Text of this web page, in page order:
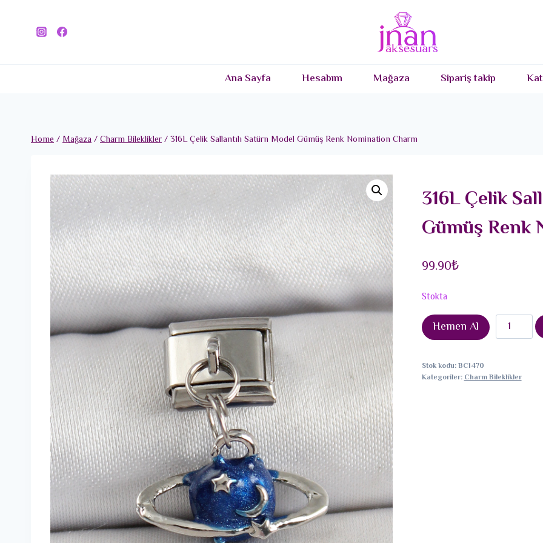
Ana Sayfa Hesabım Mağaza Sipariş takip
Home/Mağaza/Charm Bileklikler/316L Çelik Sallantılı Satürn Model Gümüş Renk Nomination Charm
316L Çelik
Gümüş Renk
99.90₺
Stokta
Hemen Al
316L
Çelik
Satürn
Stok kodu:BC1470
Kategoriler:Charm Bileklikler